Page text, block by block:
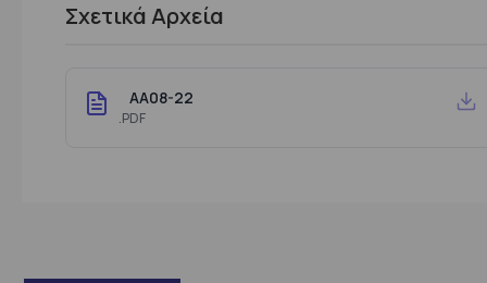
Σχετικά Αρχεία
AA08-22
.PDF